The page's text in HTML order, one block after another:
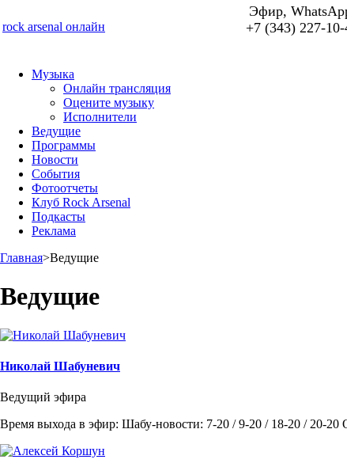
rock arsenal онлайн
Эфир,
+7 (343) 227-10-
Музыка
Онлайн трансляция
Оцените музыку
Исполнители
Ведущие
Программы
Новости
События
Фотоотчеты
Клуб Rock Arsenal
Подкасты
Реклама
Главная>Ведущие
Ведущие
Николай Шабуневич
Ведущий эфира
Время выхода в эфир: Шабу-новости: 7-20 / 9-20 / 18-20 / 20-